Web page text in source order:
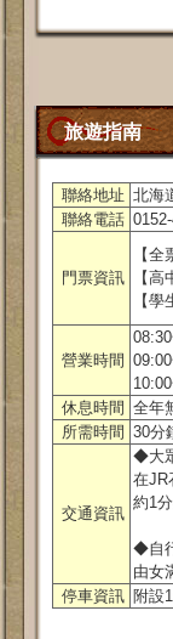
旅遊指南
聯絡地址 北海
聯絡電話
門票資訊
【
【
【
營業時間
休息時間 全年
所需時間 30分
交通資訊
◆大
在JR
約1
◆自
由女
停車資訊 附設